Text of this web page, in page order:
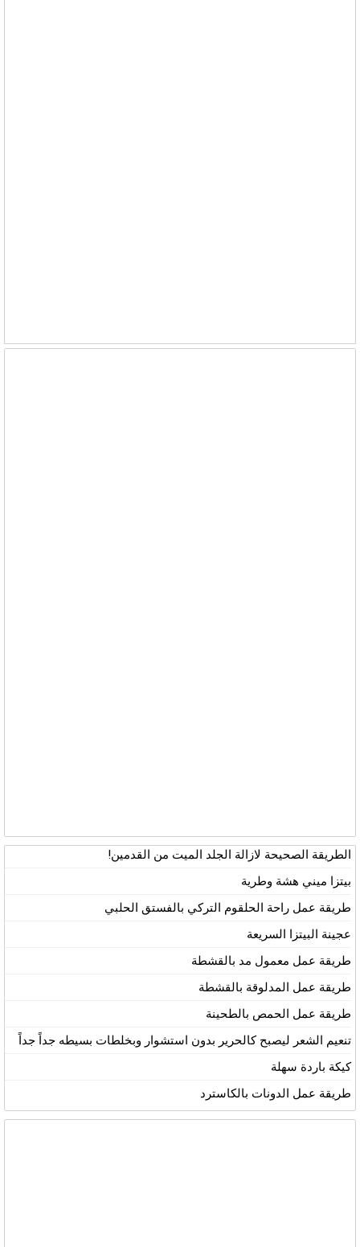
الطريقة الصحيحة لازالة الجلد الميت من القدمين!
بيتزا ميني هشة وطرية
طريقة عمل راحة الحلقوم التركي بالفستق الحلبي
عجينة البيتزا السريعة
طريقة عمل معمول مد بالقشطة
طريقة عمل المدلوقة بالقشطة
طريقة عمل الحمص بالطحينة
تنعيم الشعر ليصبح كالحرير بدون استشوار وبخلطات بسيطه جداً جداً
كيكة باردة سهلة
طريقة عمل الدونات بالكاسترد